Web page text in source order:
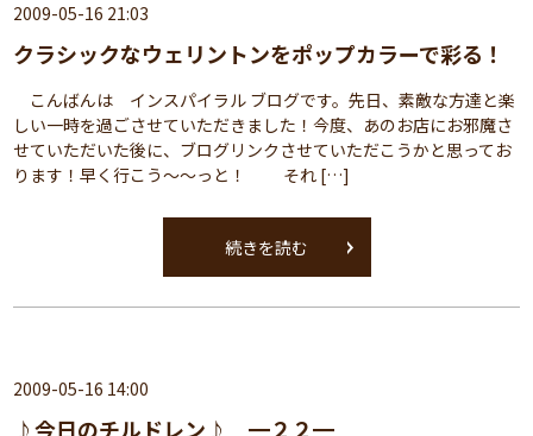
2009-05-16 21:03
クラシックなウェリントンをポップカラーで彩る！
こんばんは インスパイラル ブログです。先日、素敵な方達と楽
しい一時を過ごさせていただきました！今度、あのお店にお邪魔さ
せていただいた後に、ブログリンクさせていただこうかと思ってお
ります！早く行こう～～っと！ それ […]
続きを読む
2009-05-16 14:00
♪今日のチルドレン♪ ━２２━